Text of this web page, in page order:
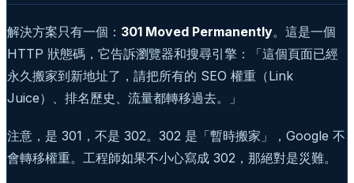
解決方案只有一個： 301 Moved Permanently。這是一個
HTTP 狀態碼，它告訴瀏覽器和搜尋引擎：「這個頁面已經
永久搬家到新地址了，請把所有的 SEO 權重（Link
Juice）、排名歷史、流量都轉移過去。」
注意，是 301，不是 302。302 是「暫時搬家」，Google 不
會轉移權重。工程師如果不小心寫成 302，那絕對是災難。